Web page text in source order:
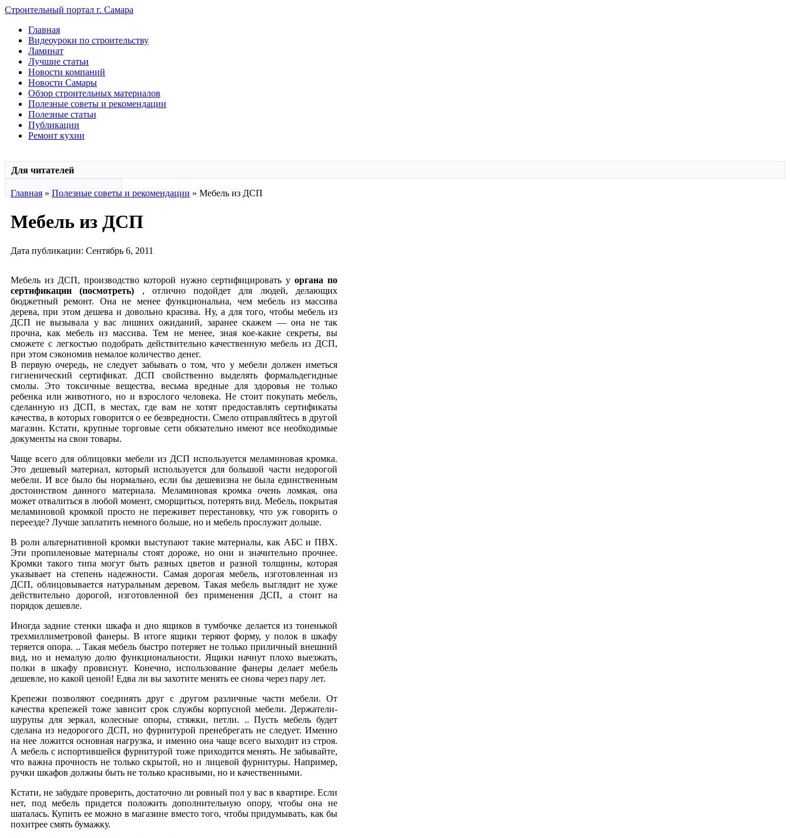
Строительный портал г. Самара
Главная
Видеоуроки по строительству
Ламинат
Лучшие статьи
Новости компаний
Новости Самары
Обзор строительных материалов
Полезные советы и рекомендации
Полезные статьи
Публикации
Ремонт кухни
Для читателей
Главная » Полезные советы и рекомендации » Мебель из ДСП
Мебель из ДСП
Дата публикации: Сентябрь 6, 2011
Мебель из ДСП, производство которой нужно сертифицировать у органа по
сертификации (посмотреть) , отлично подойдет для людей, делающих
бюджетный ремонт. Она не менее функциональна, чем мебель из массива
дерева, при этом дешева и довольно красива. Ну, а для того, чтобы мебель из
ДСП не вызывала у вас лишних ожиданий, заранее скажем — она не так
прочна, как мебель из массива. Тем не менее, зная кое-какие секреты, вы
сможете с легкостью подобрать действительно качественную мебель из ДСП,
при этом сэкономив немалое количество денег.
В первую очередь, не следует забывать о том, что у мебели должен иметься
гигиенический сертификат. ДСП свойственно выделять формальдегидные
смолы. Это токсичные вещества, весьма вредные для здоровья не только
ребенка или животного, но и взрослого человека. Не стоит покупать мебель,
сделанную из ДСП, в местах, где вам не хотят предоставлять сертификаты
качества, в которых говорится о ее безвредности. Смело отправляйтесь в другой
магазин. Кстати, крупные торговые сети обязательно имеют все необходимые
документы на свои товары.
Чаще всего для облицовки мебели из ДСП используется меламиновая кромка.
Это дешевый материал, который используется для большой части недорогой
мебели. И все было бы нормально, если бы дешевизна не была единственным
достоинством данного материала. Меламиновая кромка очень ломкая, она
может отвалиться в любой момент, сморщиться, потерять вид. Мебель, покрытая
меламиновой кромкой просто не переживет перестановку, что уж говорить о
переезде? Лучше заплатить немного больше, но и мебель прослужит дольше.
В роли альтернативной кромки выступают такие материалы, как АБС и ПВХ.
Эти пропиленовые материалы стоят дороже, но они и значительно прочнее.
Кромки такого типа могут быть разных цветов и разной толщины, которая
указывает на степень надежности. Самая дорогая мебель, изготовленная из
ДСП, облицовывается натуральным деревом. Такая мебель выглядит не хуже
действительно дорогой, изготовленной без применения ДСП, а стоит на
порядок дешевле.
Иногда задние стенки шкафа и дно ящиков в тумбочке делается из тоненькой
трехмиллиметровой фанеры. В итоге ящики теряют форму, у полок в шкафу
теряется опора. .. Такая мебель быстро потеряет не только приличный внешний
вид, но и немалую долю функциональности. Ящики начнут плохо выезжать,
полки в шкафу провиснут. Конечно, использование фанеры делает мебель
дешевле, но какой ценой! Едва ли вы захотите менять ее снова через пару лет.
Крепежи позволяют соединять друг с другом различные части мебели. От
качества крепежей тоже зависит срок службы корпусной мебели. Держатели-
шурупы для зеркал, колесные опоры, стяжки, петли. .. Пусть мебель будет
сделана из недорогого ДСП, но фурнитурой пренебрегать не следует. Именно
на нее ложится основная нагрузка, и именно она чаще всего выходит из строя.
А мебель с испортившейся фурнитурой тоже приходится менять. Не забывайте,
что важна прочность не только скрытой, но и лицевой фурнитуры. Например,
ручки шкафов должны быть не только красивыми, но и качественными.
Кстати, не забудьте проверить, достаточно ли ровный пол у вас в квартире. Если
нет, под мебель придется положить дополнительную опору, чтобы она не
шаталась. Купить ее можно в магазине вместо того, чтобы придумывать, как бы
похитрее смять бумажку.